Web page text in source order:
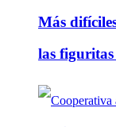
Más
las